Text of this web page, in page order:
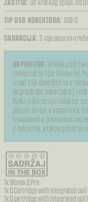
TIP USB KONEKTORA: USB-C
GARANCIJA: 3 mjeseca na
NAPOMENA: Uređaj
maksimalno 1.5A (Ampera).
iznad 1.5A dovodite se u
degradirate baterijske LI-
Svaki zidni strujni adapter
jakosti struje u amperima.
tekućinom u protivnom
e-tekućine, a takav grijač je
1x Wenax Q Pro
1x Q Cartridge with integrated
1x Q cartridge with integrated coil